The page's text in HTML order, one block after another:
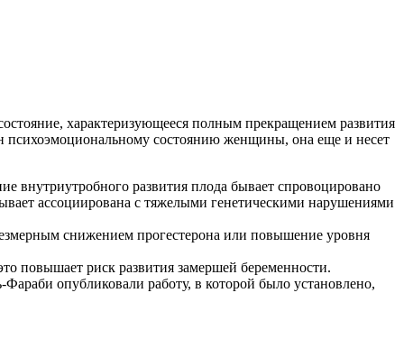
характеризующееся полным прекращением развития
психоэмоциональному состоянию женщины, она еще и несет
внутриутробного развития плода бывает спровоцировано
ассоциирована с тяжелыми генетическими нарушениями
снижением прогестерона или повышение уровня
повышает риск развития замершей беременности.
опубликовали работу, в которой было установлено,